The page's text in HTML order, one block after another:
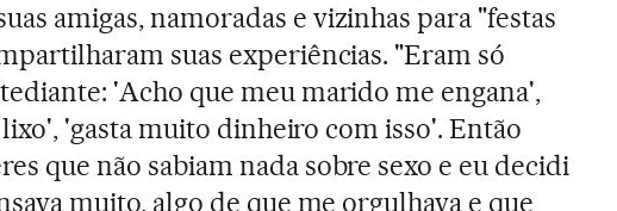
amigas, namoradas e vizinhas para "festas
suas experiências. "Eram só
'Acho que meu marido me engana',
'gasta muito dinheiro com isso'. Então
que não sabiam nada sobre sexo e eu decidi
muito, algo de que me orgulhava e que